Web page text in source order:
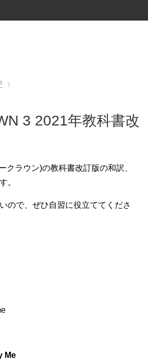
3 2021年教科書改
クラウン)の教科書改訂版の和訳、
。
ので、ぜひ自習に役立ててくださ
Me